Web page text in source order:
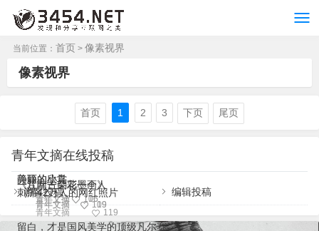
当前位置： 首页 > 像素视界
像素视界
留白，才是国风美学的顶级凡尔赛
一片叶一朵花一个人
青年文摘 119
静静的欣赏
青年文摘 106
美丽的小鸟
青年文摘 116
《江南古韵彩墨画》
青年文摘 109
刺痛42万人的网红照片
青年文摘 119
首页 1 2 3 下页 尾页
青年文摘在线投稿
游客投稿 编辑投稿